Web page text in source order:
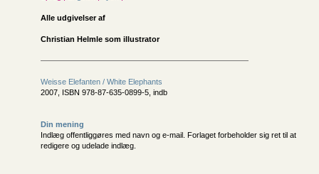
Alle udgivelser af
Christian Helmle som illustrator
Weisse Elefanten / White Elephants
2007, ISBN 978-87-635-0899-5, indb
Din mening
Indlæg offentliggøres med navn og e-mail. Forlaget forbeholder sig ret til at
redigere og udelade indlæg.